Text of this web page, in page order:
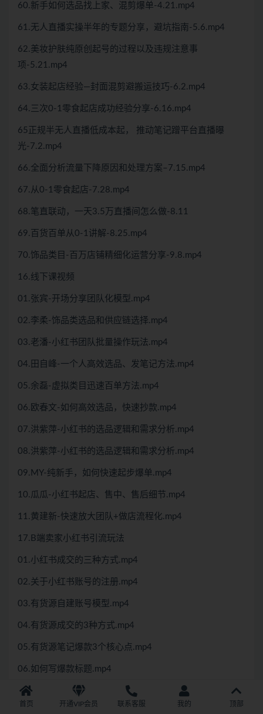
60.新手如何选品找上家、混剪爆单-4.21.mp4
61.无人直播实操半年的专题分享，避坑指南-5.6.mp4
62.美妆护肤纯原创起号的过程以及违规注意事
项-5.21.mp4
63.女装起店经验—封面混剪避搬运技巧-6.2.mp4
64.三次0-1零食起店成功经验分享-6.16.mp4
65正规半无人直播低成本起， 推动笔记蹭平台直播曝
光-7.2.mp4
66.全面分析流量下降原因和处理方案–7.15.mp4
67.从0-1零食起店-7.28.mp4
68.笔直联动，一天3.5万直播间怎么做-8.11
69.百货百单从0-1讲解-8.25.mp4
70.饰品类目-百万店铺精细化运营分享-9.8.mp4
16.线下课视频
01.张宾-开场分享团队化模型.mp4
02.李柔-饰品类选品和供应链选择.mp4
03.老潘-小红书团队批量操作玩法.mp4
04.田自峰-一个人高效选品、发笔记方法.mp4
05.余磊-虚拟类目迅速百单方法.mp4
06.欧春文-如何高效选品，快速抄款.mp4
07.洪紫萍-小红书的选品逻辑和需求分析.mp4
08.洪紫萍-小红书的选品逻辑和需求分析.mp4
09.MY-纯新手，如何快速起步爆单.mp4
10.瓜瓜-小红书起店、售中、售后细节.mp4
11.黄建新-快速放大团队+做店流程化.mp4
17.B端卖家小红书引流玩法
01.小红书成交的三种方式.mp4
02.关于小红书账号的注册.mp4
03.有货源自建账号模型.mp4
04.有货源成交的3种方式.mp4
05.有货源笔记爆款3个核心点.mp4
06.如何写爆款标题.mp4
07.笔记封面的技巧讲解.mp4
首页 开通VIP会员 联系客服 我的 顶部